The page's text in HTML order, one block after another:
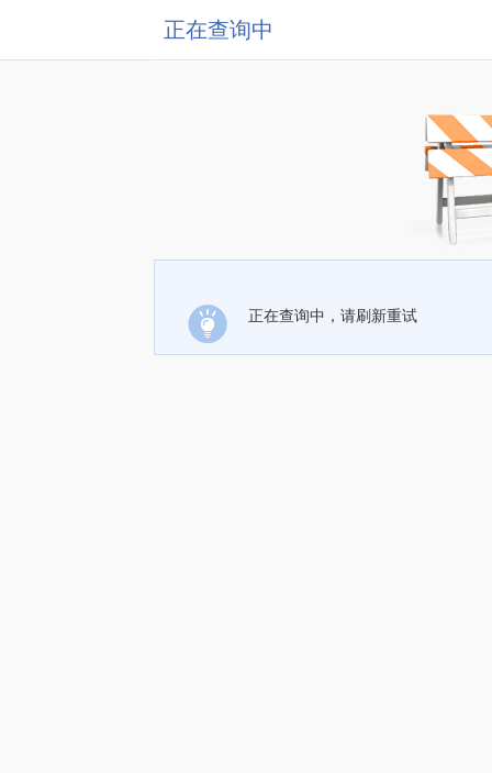
正在查询中
正在查询中，请刷新重试